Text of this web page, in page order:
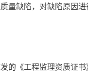
量缺陷，对缺陷原因
的《工程监理资质证书